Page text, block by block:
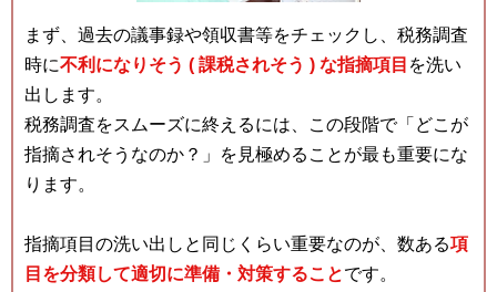
まず、過去の議事録や領収書等をチェックし、税務調査
時に不利になりそう ( 課税されそう ) な指摘項目 を洗い
出します。
税務調査をスムーズに終えるには、この段階で「どこが
指摘されそうなのか？」を見極めることが最も重要にな
ります。
指摘項目の洗い出しと同じくらい重要なのが、数ある項
目を分類して適切に準備・対策することです。